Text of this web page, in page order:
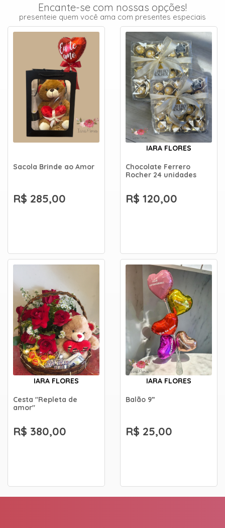
Encante-se com nossas opções!
presenteie quem você ama com presentes especiais
Sacola Brinde ao Amor
R$ 285,00
IARA FLORES
Chocolate Ferrero
Rocher 24 unidades
R$ 120,00
IARA FLORES
Cesta "Repleta de
amor"
R$ 380,00
IARA FLORES
Balão 9”
R$ 25,00